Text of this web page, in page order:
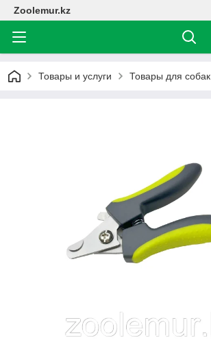
Zoolemur.kz
Товары и услуги Товары для собак